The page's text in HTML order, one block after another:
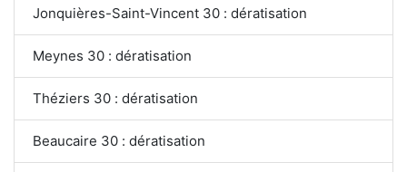
Jonquières-Saint-Vincent 30 : dératisation
Meynes 30 : dératisation
Théziers 30 : dératisation
Beaucaire 30 : dératisation